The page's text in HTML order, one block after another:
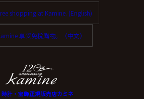
shopping at Kamine. (English)
享受免稅購物。（中文）
時計・宝飾正規販売店カミネ